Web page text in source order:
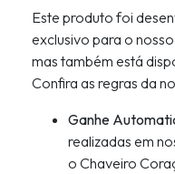
Este produto foi
exclusivo para o
mas também está
Confira as regras da
Ganhe
realizadas em
o Chaveiro